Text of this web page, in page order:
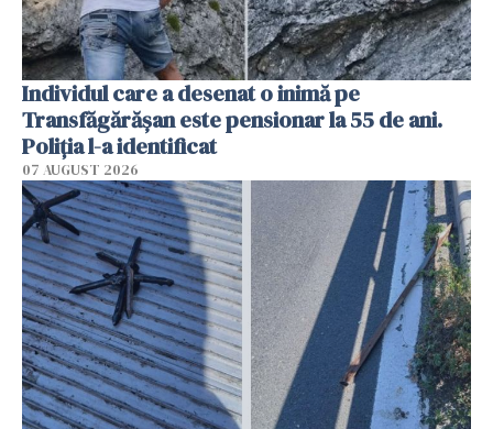
Individul care a desenat o inimă pe
Transfăgărășan este pensionar la 55 de ani.
Poliția l-a identificat
07 AUGUST 2026